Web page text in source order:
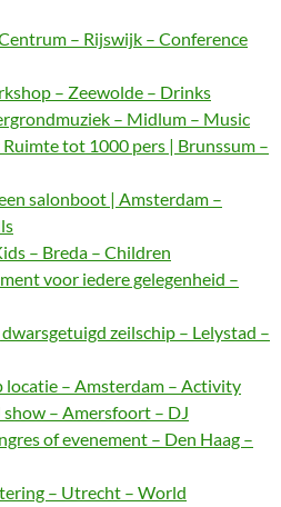
– Rijswijk – Conference
– Zeewolde – Drinks
– Midlum – Music
tot 1000 pers | Brunssum –
salonboot | Amsterdam –
– Breda – Children
voor iedere gelegenheid –
zeilschip – Lelystad –
locatie – Amsterdam – Activity
– Amersfoort – DJ
of evenement – Den Haag –
– Utrecht – World